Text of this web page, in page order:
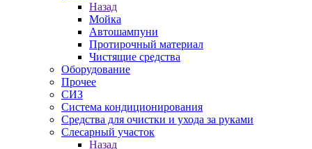
Назад
Мойка
Автошампуни
Протирочный материал
Чистящие средства
Оборудование
Прочее
СИЗ
Система кондиционирования
Средства для очистки и ухода за руками
Слесарный участок
Назад